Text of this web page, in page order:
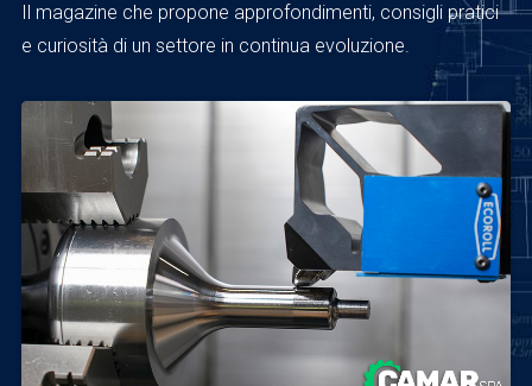
Il magazine che propone approfondimenti, consigli pratici
e curiosità di un settore in continua evoluzione.